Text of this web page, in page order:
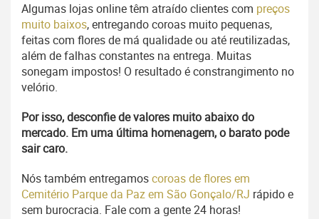
Algumas lojas online têm atraído clientes com preços
muito baixos, entregando coroas muito pequenas,
feitas com flores de má qualidade ou até reutilizadas,
além de falhas constantes na entrega. Muitas
sonegam impostos! O resultado é constrangimento no
velório.
Por isso, desconfie de valores muito abaixo do
mercado. Em uma última homenagem, o barato pode
sair caro.
Nós também entregamoscoroas de flores em
Cemitério Parque da Paz em São Gonçalo/RJ rápido e
sem burocracia. Fale com a gente 24 horas!